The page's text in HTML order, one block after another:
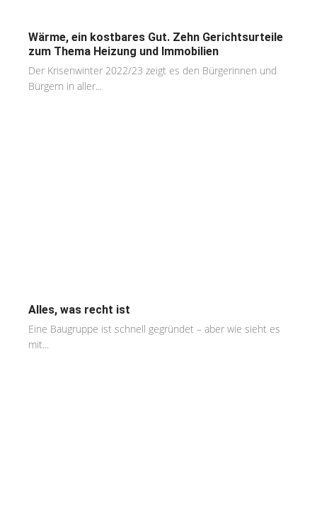
Wärme, ein kostbares Gut. Zehn Gerichtsurteile
zum Thema Heizung und Immobilien
Der Krisenwinter 2022/23 zeigt es den Bürgerinnen und
Bürgern in aller...
Alles, was recht ist
Eine Baugruppe ist schnell gegründet – aber wie sieht es
mit...